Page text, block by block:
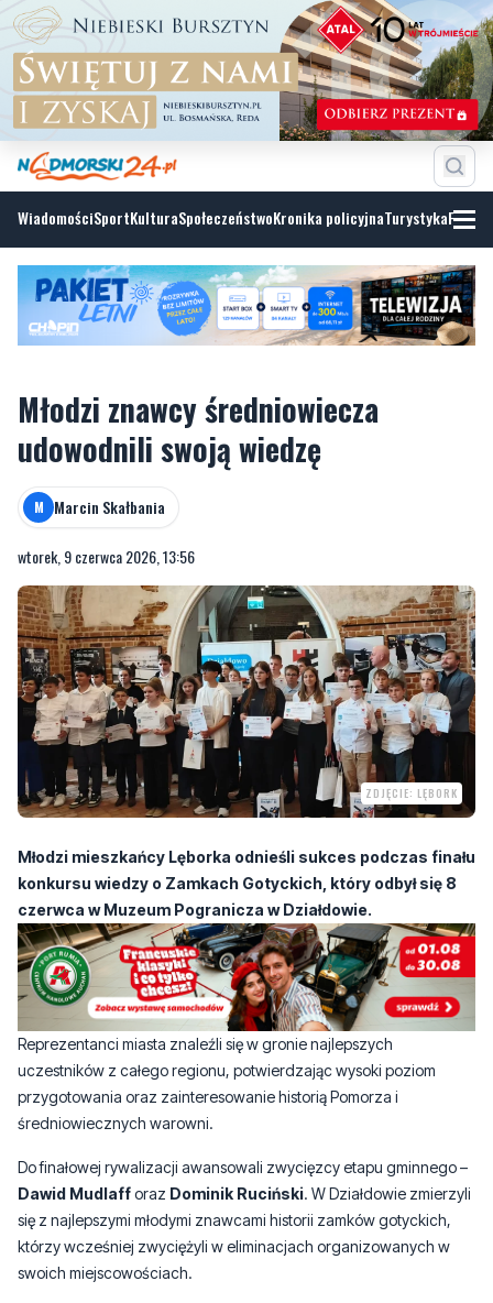
WiadomościSportKulturaSpołeczeństwoKronika policyjnaTurystyka
Młodzi znawcy średniowiecza
udowodnili swoją wiedzę
M Marcin Skałbania
wtorek, 9 czerwca 2026, 13:56
ZDJĘCIE: LĘBORK
Młodzi mieszkańcy Lęborka odnieśli sukces podczas finału
konkursu wiedzy o Zamkach Gotyckich, który odbył się 8
czerwca w Muzeum Pogranicza w Działdowie.
Reprezentanci miasta znaleźli się w gronie najlepszych
uczestników z całego regionu, potwierdzając wysoki poziom
przygotowania oraz zainteresowanie historią Pomorza i
średniowiecznych warowni.
Do finałowej rywalizacji awansowali zwycięzcy etapu gminnego –
Dawid Mudlafforaz Dominik Ruciński. W Działdowie zmierzyli
się z najlepszymi młodymi znawcami historii zamków gotyckich,
którzy wcześniej zwyciężyli w eliminacjach organizowanych w
swoich miejscowościach.